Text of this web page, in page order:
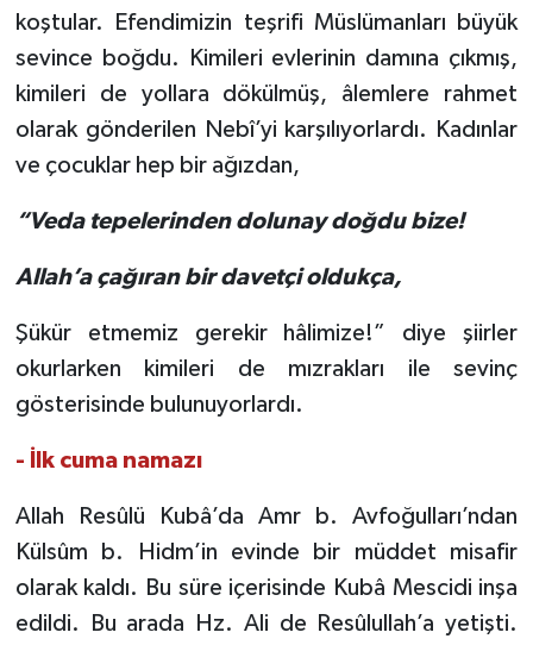
koştular. Efendimizin teşrifi Müslümanları büyük
sevince boğdu. Kimileri evlerinin damına çıkmış,
kimileri de yollara dökülmüş, âlemlere rahmet
olarak gönderilen Nebî’yi karşılıyorlardı. Kadınlar
ve çocuklar hep bir ağızdan,
“Veda tepelerinden dolunay doğdu bize!
Allah’a çağıran bir davetçi oldukça,
Şükür etmemiz gerekir hâlimize!” diye şiirler
okurlarken kimileri de mızrakları ile sevinç
gösterisinde bulunuyorlardı.
- İlk cuma namazı
Allah Resûlü Kubâ’da Amr b. Avfoğulları’ndan
Külsûm b. Hidm’in evinde bir müddet misafir
olarak kaldı. Bu süre içerisinde Kubâ Mescidi inşa
edildi. Bu arada Hz. Ali de Resûlullah’a yetişti.